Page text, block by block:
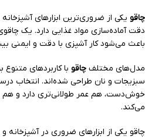
چاقو یکی از ضروری‌ترین ابزارهای
دقت آماده‌سازی مواد غذایی دارد. یک
باعث می‌شود کار آشپزی با دقت و ایمنی
مدل‌های مختلف چاقو با کاربردهای
سبزیجات و نان طراحی شده‌اند. انتخاب
خوش‌دست، هم عمر طولانی‌تری دارد و هم
می‌کند.
چاقو یکی از ابزارهای ضروری در